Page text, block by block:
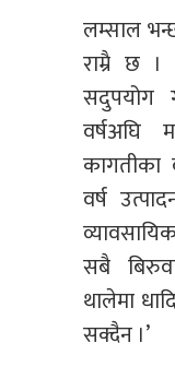
लम्साल
राम्रै छ
सदुपयोग
वर्षअघि
कागतीका
वर्ष
सबै
थालेमा
सक्दैन ।’